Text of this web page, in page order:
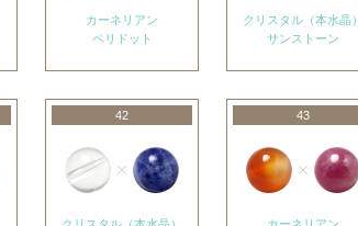
カーネリアン
ペリドット
クリスタル（本水晶）
サンストーン
42 43